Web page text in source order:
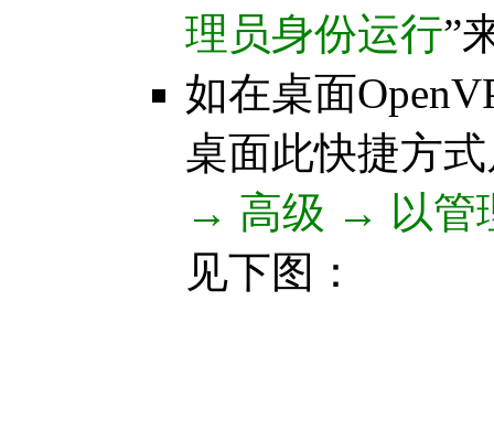
理员身份运行”
如在桌面
桌面此快捷方
→ 高级 → 以管
见下图：